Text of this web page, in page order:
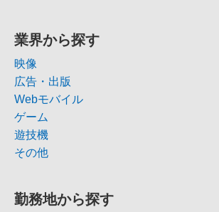
業界から探す
映像
広告・出版
Webモバイル
ゲーム
遊技機
その他
勤務地から探す